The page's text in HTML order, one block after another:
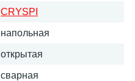
CRYSPI
напольная
открытая
сварная